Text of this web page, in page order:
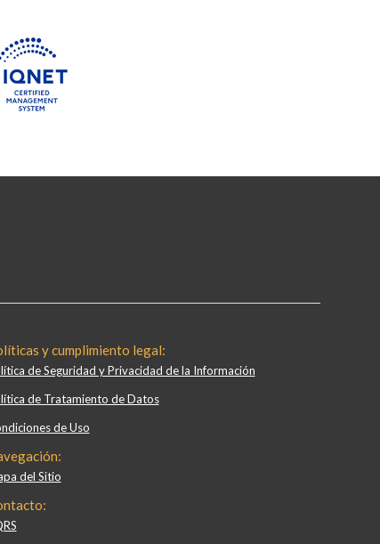
y cumplimiento legal:
de Seguridad y Privacidad de la Información
de Tratamiento de Datos
de Uso
del Sitio